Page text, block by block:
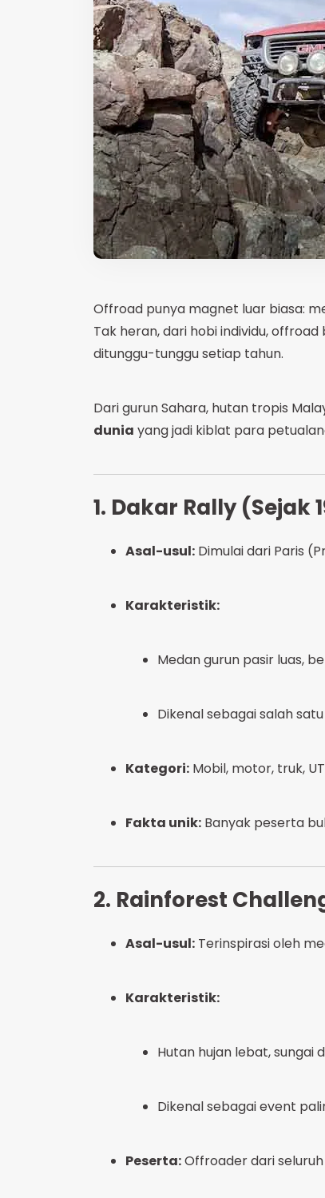
Offroad punya magnet luar biasa:
Tak heran, dari hobi individu,
ditunggu-tunggu setiap tahun.
Dari gurun Sahara, hutan tropis
dunia yang jadi kiblat para
1. Dakar Rally (Sejak
Asal-usul: Dimulai dari Paris
Karakteristik:
Medan gurun pasir luas,
Dikenal sebagai salah
Kategori: Mobil, motor, truk,
Fakta unik: Banyak peserta
2. Rainforest
Asal-usul: Terinspirasi oleh
Karakteristik:
Hutan hujan lebat, sungai
Dikenal sebagai event
Peserta:Offroader dari